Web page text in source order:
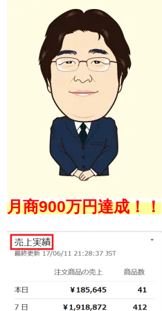
月商900万円達成！！